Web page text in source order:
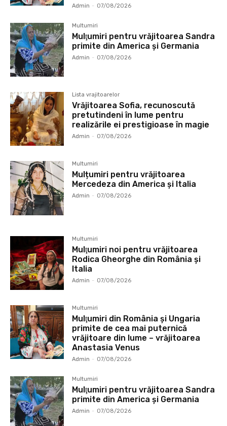
Admin - 07/08/2026
Multumiri
Mulţumiri pentru vrăjitoarea Sandra
primite din America și Germania
Admin - 07/08/2026
Lista vrajitoarelor
Vrăjitoarea Sofia, recunoscută
pretutindeni în lume pentru
realizările ei prestigioase în magie
Admin - 07/08/2026
Multumiri
Mulțumiri pentru vrăjitoarea
Mercedeza din America și Italia
Admin - 07/08/2026
Multumiri
Mulţumiri noi pentru vrăjitoarea
Rodica Gheorghe din România și
Italia
Admin - 07/08/2026
Multumiri
Mulţumiri din România și Ungaria
primite de cea mai puternică
vrăjitoare din lume – vrăjitoarea
Anastasia Venus
Admin - 07/08/2026
Multumiri
Mulţumiri pentru vrăjitoarea Sandra
primite din America și Germania
Admin - 07/08/2026